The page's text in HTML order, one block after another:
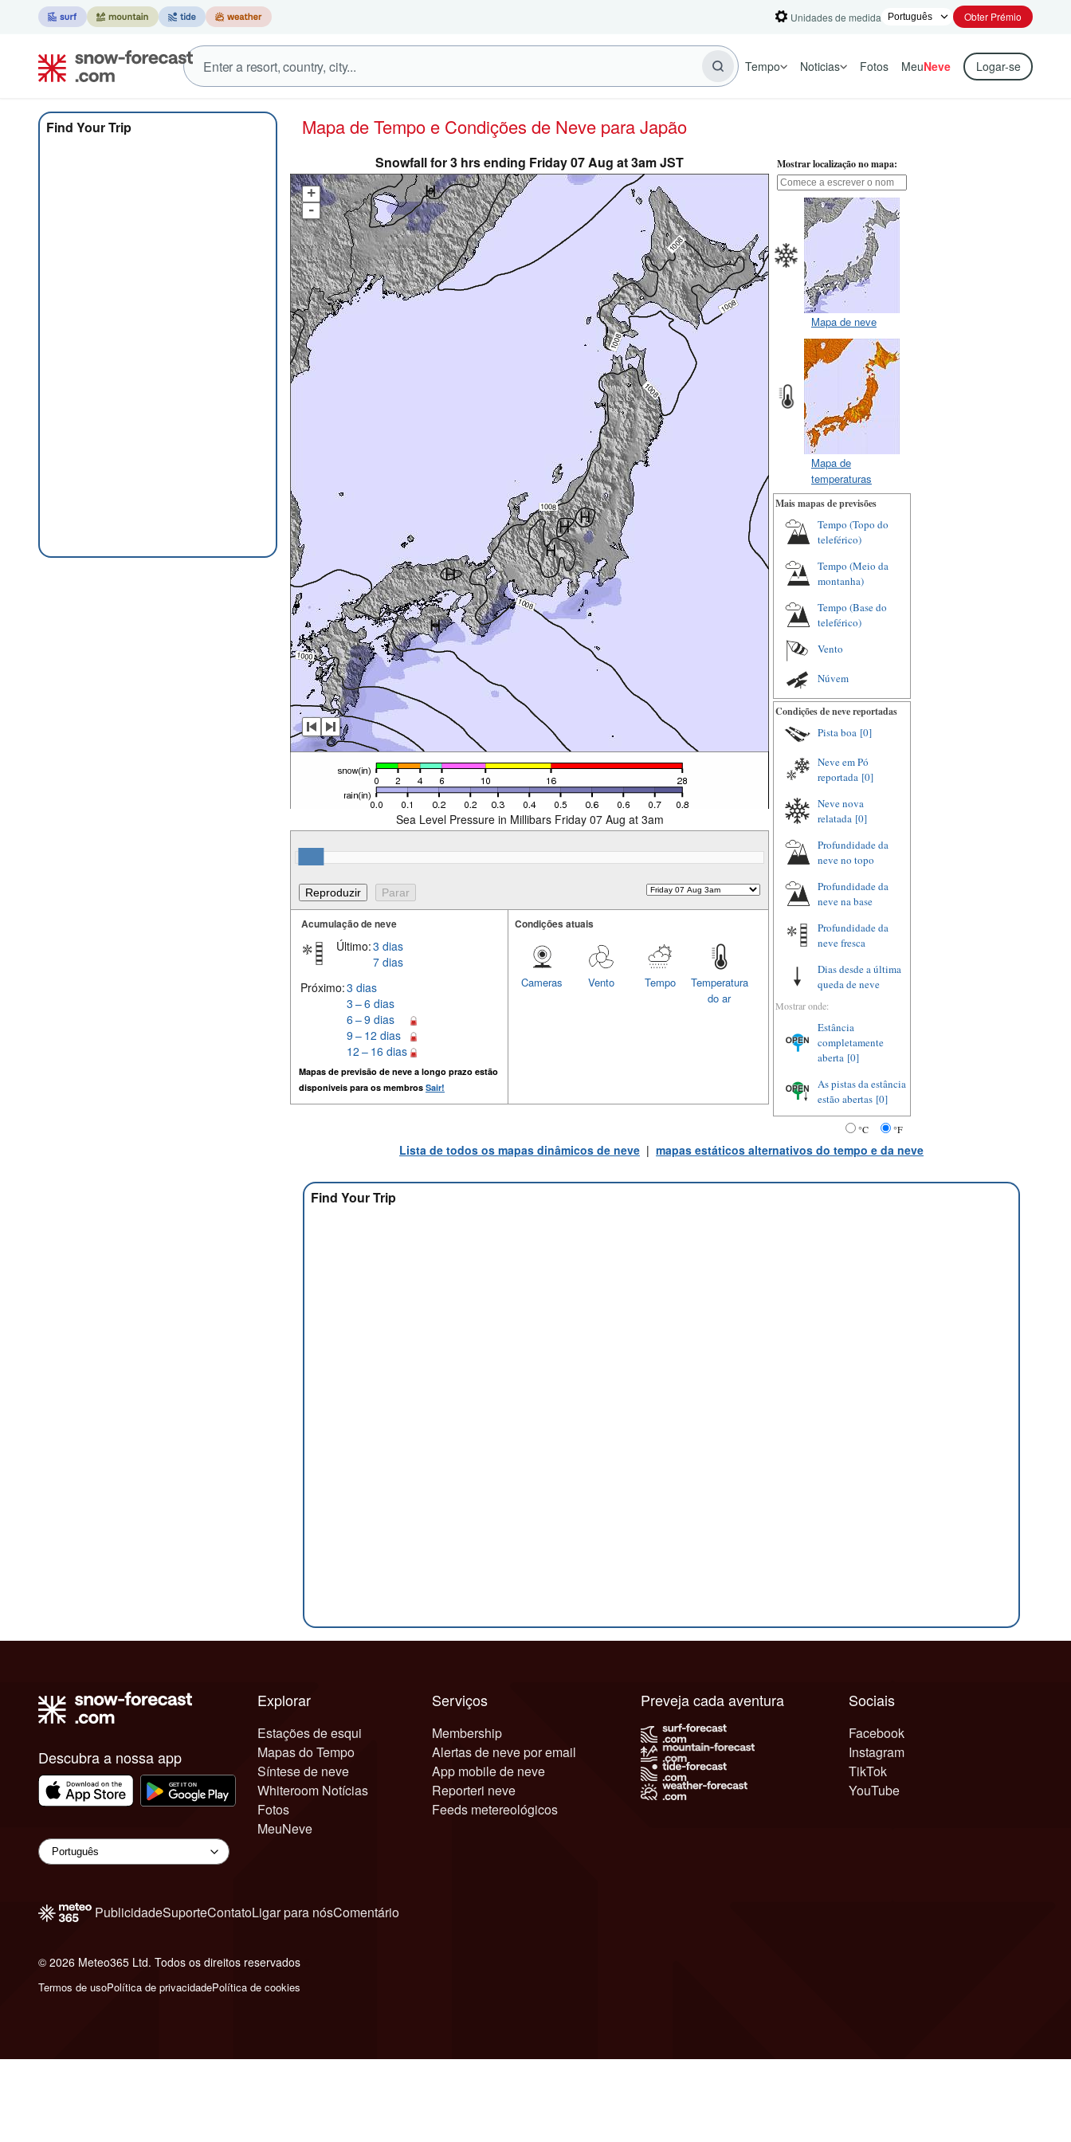
Unidades de medida Obter Prémio
Tempo Noticias Fotos MeuNeve Logar-se
Find Your Trip Mapa de Tempo e Condições de Neve para Japão
Snowfall for 3 hrs ending Friday 07 Aug at 3am JST
+
-
Sea Level Pressure in Millibars Friday 07 Aug at 3am
Acumulação de neve
Último:3 dias
7 dias
Próximo:3 dias
3 – 6 dias
6 – 9 dias
9 – 12 dias
12 – 16 dias
Mapas de previsão de neve a longo prazo estão
disponiveis para os membros Sair!
Condições atuais
Temperatura
do ar
Tempo
Vento
Cameras
Mostrar localização no mapa:
Mapa de neve
Mapa de
temperaturas
Mais mapas de previsões
Tempo (Topo do
teleférico)
Tempo (Meio da
montanha)
Tempo (Base do
teleférico)
Vento
Núvem
Condições de neve reportadas
Pista boa [0]
Neve em Pó
reportada [0]
Neve nova
relatada [0]
Profundidade da
neve no topo
Profundidade da
neve na base
Profundidade da
neve fresca
Dias desde a última
queda de neve
Mostrar onde:
Estância
completamente
aberta [0]
As pistas da estância
estão abertas [0]
°C °F
Lista de todos os mapas dinâmicos de neve | mapas estáticos alternativos do tempo e da neve
Find Your Trip
Descubra a nossa app
Explorar
Estações de esqui
Mapas do Tempo
Síntese de neve
Whiteroom Notícias
Fotos
MeuNeve
Serviços
Membership
Alertas de neve por email
App mobile de neve
Reporteri neve
Feeds metereológicos
Sociais
Facebook
Instagram
TikTok
YouTube
Preveja cada aventura
PublicidadeSuporteContatoLigar para nósComentário
© 2026 Meteo365 Ltd. Todos os direitos reservados
Termos de usoPolítica de privacidadePolítica de cookies